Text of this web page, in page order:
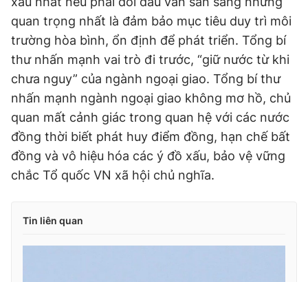
quan trọng nhất là đảm bảo mục tiêu duy trì môi
trường hòa bình, ổn định để phát triển. Tổng bí
thư nhấn mạnh vai trò đi trước, “giữ nước từ khi
chưa nguy” của ngành ngoại giao. Tổng bí thư
nhấn mạnh ngành ngoại giao không mơ hồ, chủ
quan mất cảnh giác trong quan hệ với các nước
đồng thời biết phát huy điểm đồng, hạn chế bất
đồng và vô hiệu hóa các ý đồ xấu, bảo vệ vững
chắc Tổ quốc VN xã hội chủ nghĩa.
Tin liên quan